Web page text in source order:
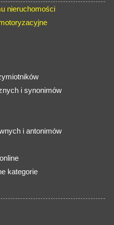
nieruchomości
i synonimów
i antonimów
kategorie